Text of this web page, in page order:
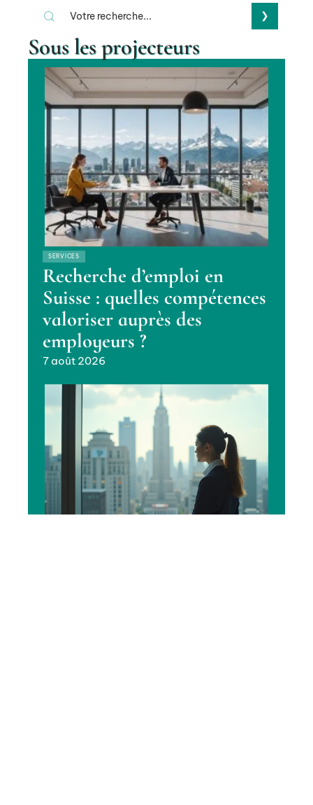
Sous les projecteurs
SERVICES
Recherche d’emploi en
Suisse : quelles compétences
valoriser auprès des
employeurs ?
7 août 2026